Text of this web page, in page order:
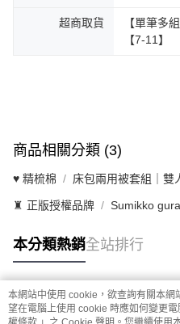
超商取貨
【單筆多
【7-11】
商品相關分類 (3)
♥ 精梳棉 床包兩用被套組｜雙
♜ 正版授權品牌 Sumikko
本分類熱銷全站排行
熱門標籤
本網站中使用 cookie，欲查詢有關本
望在電腦上使用 cookie 時應如何變更